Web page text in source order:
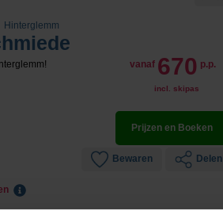
Hinterglemm
vanaf 670 p.p.
incl. skipas
Prijzen en Boeken
Bewaren Delen